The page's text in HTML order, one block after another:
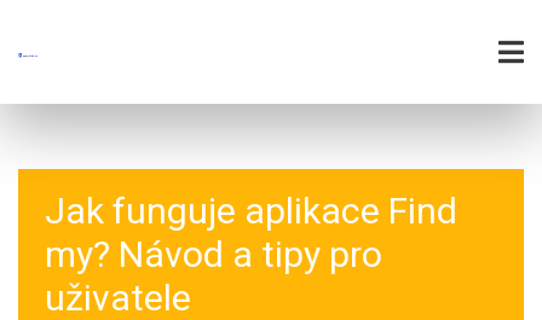
Jak funguje aplikace Find
my? Návod a tipy pro
uživatele